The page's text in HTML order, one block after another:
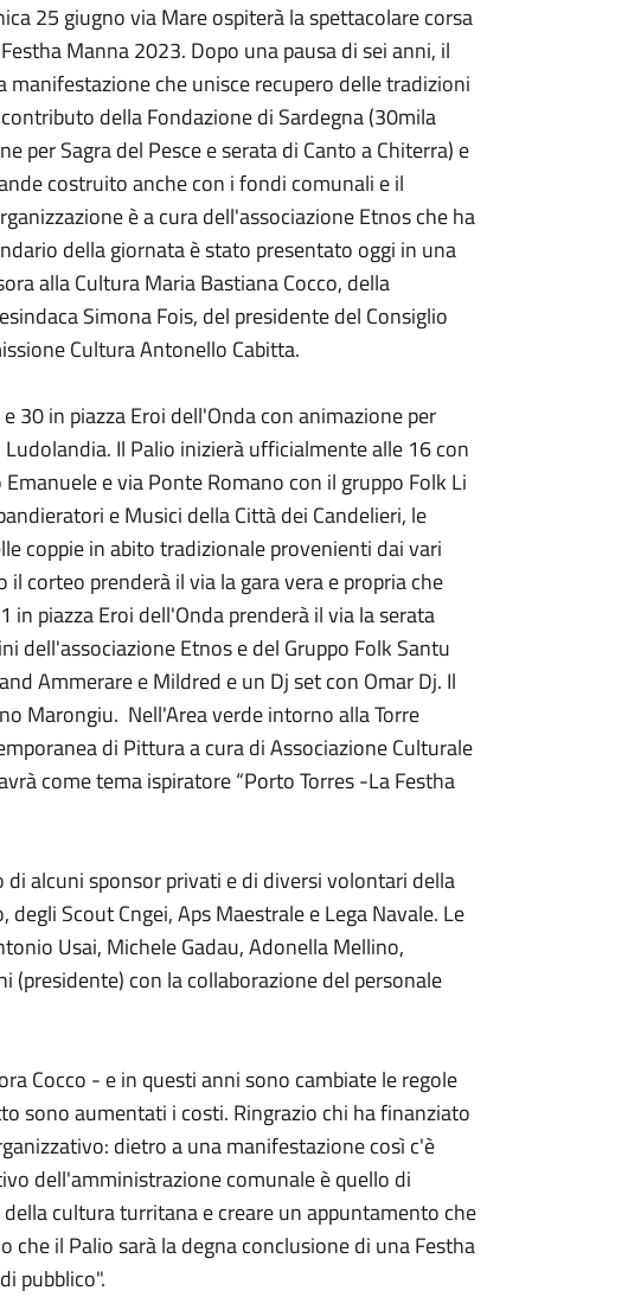
25 giugno via Mare ospiterà la spettacolare corsa
Manna 2023. Dopo una pausa di sei anni, il
che unisce recupero delle tradizioni
della Fondazione di Sardegna (30mila
per Sagra del Pesce e serata di Canto a Chiterra) e
costruito anche con i fondi comunali e il
è a cura dell'associazione Etnos che ha
della giornata è stato presentato oggi in una
alla Cultura Maria Bastiana Cocco, della
Simona Fois, del presidente del Consiglio
Cultura Antonello Cabitta.
30 in piazza Eroi dell'Onda con animazione per
Il Palio inizierà ufficialmente alle 16 con
e via Ponte Romano con il gruppo Folk Li
e Musici della Città dei Candelieri, le
coppie in abito tradizionale provenienti dai vari
corteo prenderà il via la gara vera e propria che
piazza Eroi dell'Onda prenderà il via la serata
dell'associazione Etnos e del Gruppo Folk Santu
Ammerare e Mildred e un Dj set con Omar Dj. Il
Marongiu. Nell'Area verde intorno alla Torre
di Pittura a cura di Associazione Culturale
come tema ispiratore “Porto Torres -La Festha
alcuni sponsor privati e di diversi volontari della
Scout Cngei, Aps Maestrale e Lega Navale. Le
Usai, Michele Gadau, Adonella Mellino,
(presidente) con la collaborazione del personale
Cocco - e in questi anni sono cambiate le regole
sono aumentati i costi. Ringrazio chi ha finanziato
dietro a una manifestazione così c'è
dell'amministrazione comunale è quello di
cultura turritana e creare un appuntamento che
il Palio sarà la degna conclusione di una Festha
pubblico".